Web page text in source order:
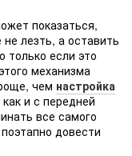
показаться,
лезть, а оставить
только если это
механизма
чем настройка
и с передней
все самого
довести